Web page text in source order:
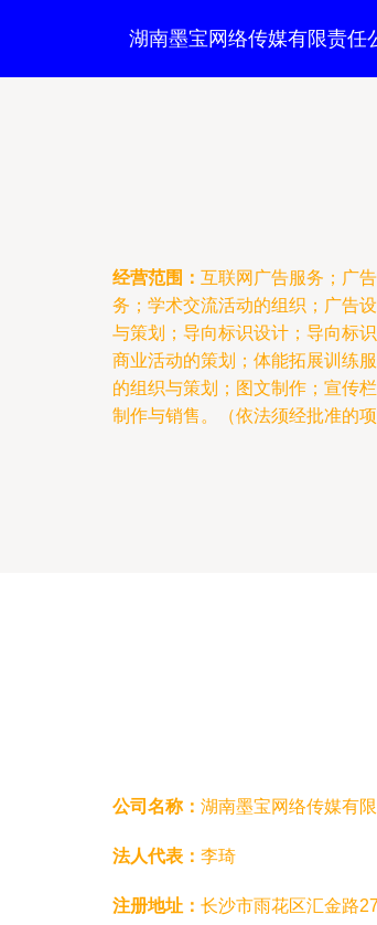
湖南墨宝网络传媒有限责任
经营范围： 互联网广告服务；广
务；学术交流活动的组织；广告
与策划；导向标识设计；导向标
商业活动的策划；体能拓展训练
的组织与策划；图文制作；宣传
制作与销售。（依法须经批准的
公司名称： 湖南墨宝网络传媒有
法人代表： 李琦
注册地址： 长沙市雨花区汇金路